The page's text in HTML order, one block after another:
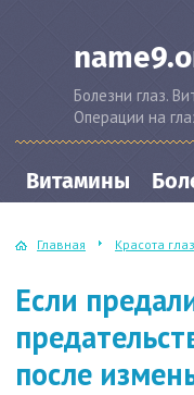
Болезни глаз.
Операции на
Витамины
Главная Красота глаз
Если
после